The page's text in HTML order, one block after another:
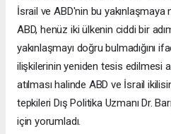
İsrail ve ABD'nin bu
ABD, henüz iki ülkenin ciddi bir
yakınlaşmayı doğru bulmadığını
ilişkilerinin yeniden tesis edilmesi
atılması halinde ABD ve İsrail
tepkileri Dış Politika Uzmanı Dr.
için yorumladı.